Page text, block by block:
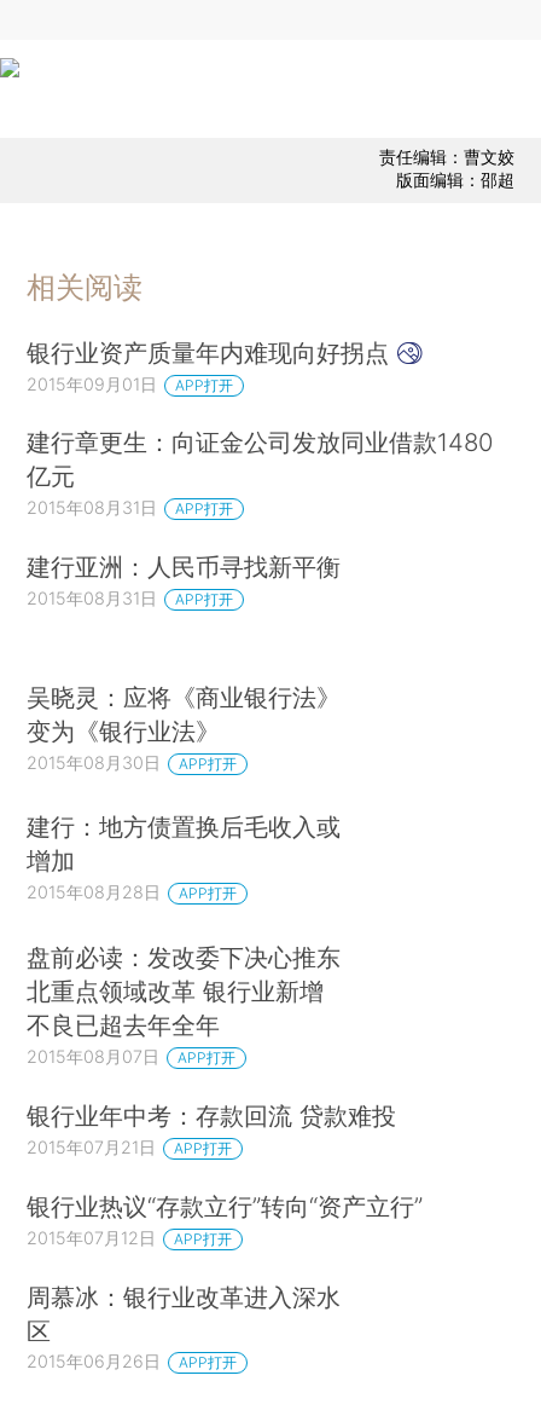
责任编辑：曹文姣
版面编辑：邵超
相关阅读
银行业资产质量年内难现向好拐点
2015年09月01日 APP打开
建行章更生：向证金公司发放同业借款1480
亿元
2015年08月31日 APP打开
建行亚洲：人民币寻找新平衡
2015年08月31日 APP打开
吴晓灵：应将《商业银行法》
变为《银行业法》
2015年08月30日 APP打开
建行：地方债置换后毛收入或
增加
2015年08月28日 APP打开
盘前必读：发改委下决心推东
北重点领域改革 银行业新增
不良已超去年全年
2015年08月07日 APP打开
银行业年中考：存款回流 贷款难投
2015年07月21日 APP打开
银行业热议“存款立行”转向“资产立行”
2015年07月12日 APP打开
周慕冰：银行业改革进入深水
区
2015年06月26日 APP打开